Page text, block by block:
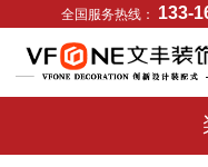
全国服务热线： 133-